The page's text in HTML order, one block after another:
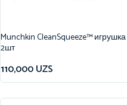
Munchkin CleanSqueeze™
2шт
110,000UZS